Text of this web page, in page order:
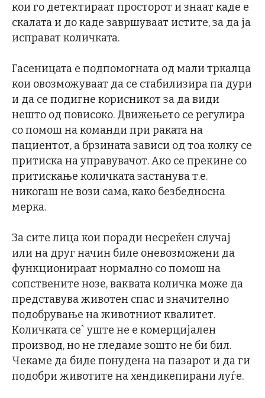
кои го детектираат просторот и знаат каде е
скалата и до каде завршуваат истите, за да ја
исправат количката.
Гасеницата е подпомогната од мали тркалца
кои овозможуваат да се стабилизира па дури
и да се подигне корисникот за да види
нешто од повисоко. Движењето се регулира
со помош на команди при раката на
пациентот, а брзината зависи од тоа колку се
притиска на управувачот. Ако се прекине со
притискање количката застанува т.е.
никогаш не вози сама, како безбедносна
мерка.
За сите лица кои поради несреќен случај
или на друг начин биле оневозможени да
функционираат нормално со помош на
сопствените нозе, ваквата количка може да
представува животен спас и значително
подобрување на животниот квалитет.
Количката се` уште не е комерцијален
производ, но не гледаме зошто не би бил.
Чекаме да биде понудена на пазарот и да ги
подобри животите на хендикепирани луѓе.